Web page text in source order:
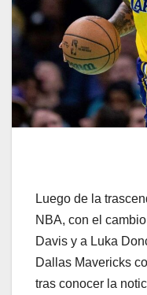
Luego de la
NBA, con el
Davis y a Luka
Dallas Mavericks
tras conocer la